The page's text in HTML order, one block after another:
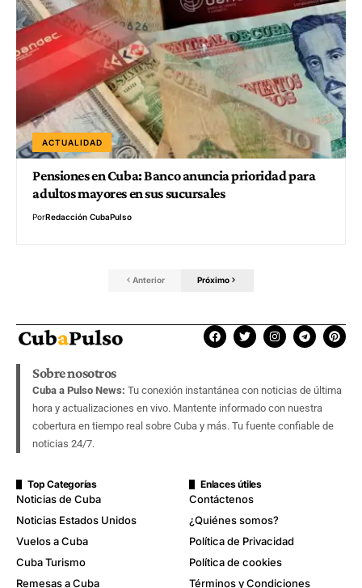
ACTUALIDAD
Pensiones en Cuba: Banco anuncia prioridad para
adultos mayores en sus sucursales
PorRedacción CubaPulso
Anterior Próximo
Sobre nosotros
Cuba a Pulso News: Tu conexión instantánea con noticias de última
hora y actualizaciones en vivo. Mantente informado con nuestra
cobertura en tiempo real sobre Cuba y más. Tu fuente confiable de
noticias 24/7.
Top Categorías
Noticias de Cuba
Noticias Estados Unidos
Vuelos a Cuba
Cuba Turismo
Remesas a Cuba
Enlaces útiles
Contáctenos
¿Quiénes somos?
Política de Privacidad
Política de cookies
Términos y Condiciones